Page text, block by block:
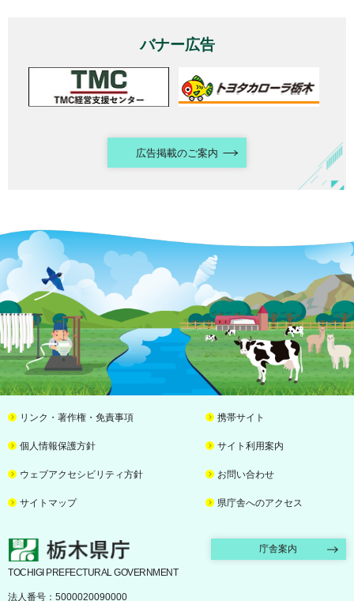
バナー広告
広告掲載のご案内
リンク・著作権・免責事項 携帯サイト
個人情報保護方針 サイト利用案内
ウェブアクセシビリティ方針 お問い合わせ
サイトマップ 県庁舎へのアクセス
栃木県庁 庁舎案内
TOCHIGI PREFECTURAL GOVERNMENT
法人番号：5000020090000